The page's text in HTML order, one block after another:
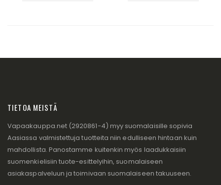
TIETOA MEISTÄ
Vapaakauppa.net (2920861-4) myy suomalaisille sopivia
Aasiassa valmistettuja tuotteita niin edulliseen hintaan kuin
mahdollista. Panostamme kuitenkin myös laadukkaisiin
suomenkielisiin tuote-esittelyihin, suomalaiseen
asiakaspalveluun ja toimivaan suomalaiseen takuuseen.